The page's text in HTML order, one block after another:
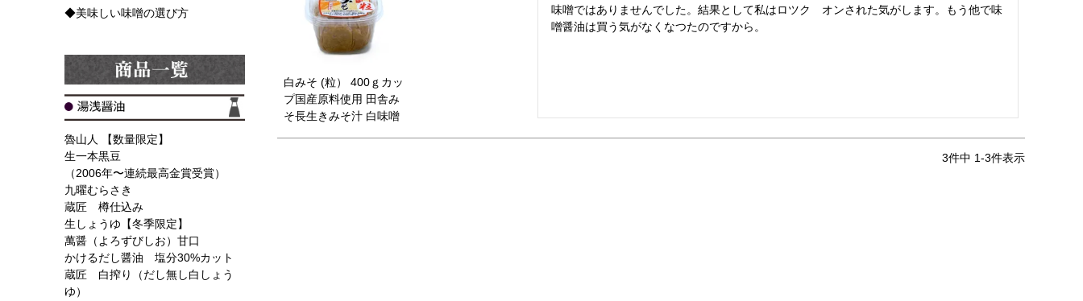
◆美味しい味噌の選び方
魯山人 【数量限定】
生一本黒豆
（2006年〜連続最高金賞受賞）
九曜むらさき
蔵匠 樽仕込み
生しょうゆ【冬季限定】
萬醤（よろずびしお）甘口
かけるだし醤油 塩分30%カット
蔵匠 白搾り（だし無し白しょう
ゆ）
白みそ (粒） 400ｇカッ
プ国産原料使用 田舎み
そ長生きみそ汁 白味噌
味噌ではありませんでした。結果として私はロツク　オンされた気がします。もう他で味
噌醤油は買う気がなくなつたのですから。
3件中 1-3件表示